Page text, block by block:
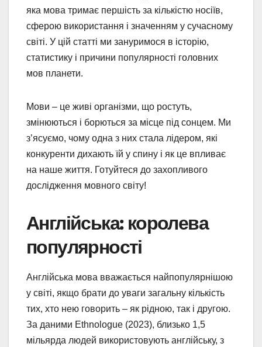
яка мова тримає першість за кількістю носіїв,
сферою використання і значенням у сучасному
світі. У цій статті ми зануримося в історію,
статистику і причини популярності головних
мов планети.
Мови – це живі організми, що ростуть,
змінюються і борються за місце під сонцем. Ми
з’ясуємо, чому одна з них стала лідером, які
конкуренти дихають їй у спину і як це впливає
на наше життя. Готуйтеся до захопливого
дослідження мовного світу!
Англійська: королева
популярності
Англійська мова вважається найпопулярнішою
у світі, якщо брати до уваги загальну кількість
тих, хто нею говорить – як рідною, так і другою.
За даними Ethnologue (2023), близько 1,5
мільярда людей використовують англійську, з